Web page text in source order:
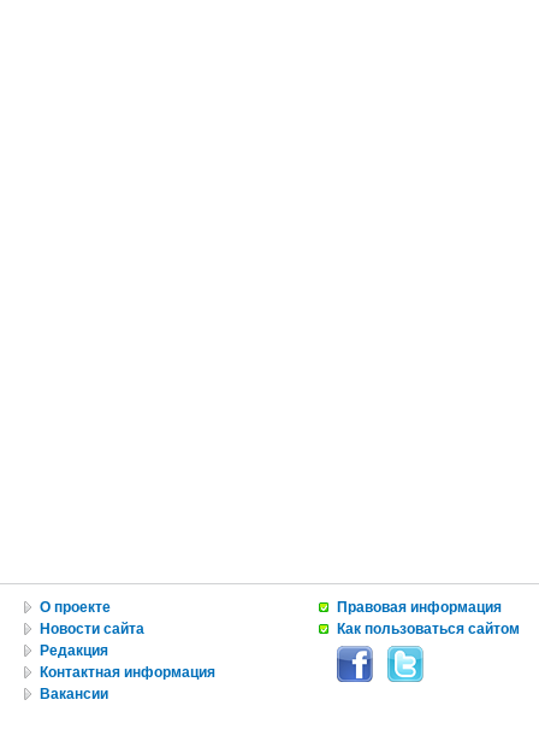
О проекте
Новости сайта
Редакция
Контактная информация
Вакансии
Правовая информация
Как пользоваться сайтом